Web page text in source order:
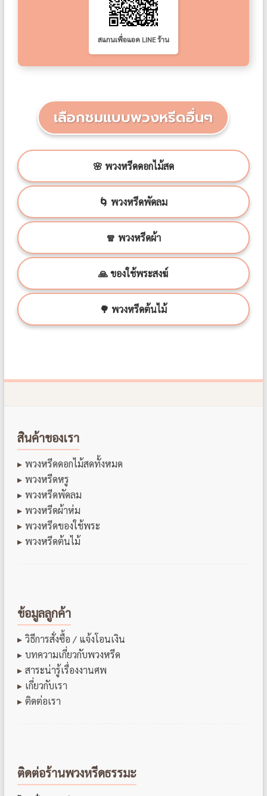
สแกนเพื่อแอด LINE ร้าน
เลือกชมแบบพวงหรีดอื่นๆ
🌸 พวงหรีดดอกไม้สด
🌀 พวงหรีดพัดลม
🧣 พวงหรีดผ้า
🙏 ของใช้พระสงฆ์
🌳 พวงหรีดต้นไม้
สินค้าของเรา
พวงหรีดดอกไม้สดทั้งหมด
พวงหรีดหรู
พวงหรีดพัดลม
พวงหรีดผ้าห่ม
พวงหรีดของใช้พระ
พวงหรีดต้นไม้
ข้อมูลลูกค้า
วิธีการสั่งซื้อ / แจ้งโอนเงิน
บทความเกี่ยวกับพวงหรีด
สาระน่ารู้เรื่องงานศพ
เกี่ยวกับเรา
ติดต่อเรา
ติดต่อร้านพวงหรีดธรรมะ